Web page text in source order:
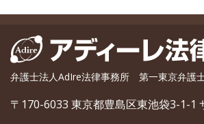
弁護士法人AdIre法律事務所 第一東京弁護
〒170-6033 東京都豊島区東池袋3-1-1